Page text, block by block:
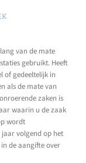
van de mate
gebruikt. Heeft
of gedeeltelijk in
als de mate van
zaken is
waarin u de zaak
wordt
volgend op het
de aangifte over